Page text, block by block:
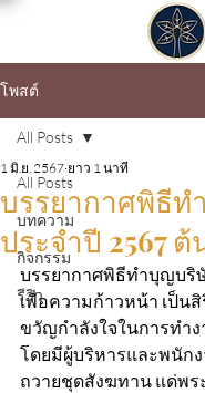
โพสต์
All Posts
บทความ
กิจกรรม
รีวิว
All Posts
บรรยากาศพิธี
ประจำปี 2567 ต้
1 มิ.ย. 2567 ยาว 1 นาที
บรรยากาศพิธีทำบุญบริ
เพื่อความก้าวหน้า เป็น
ขวัญกำลังใจในการทำ
โดยมีผู้บริหารและพนัก
ถวายชุดสังฆทาน แด่พร